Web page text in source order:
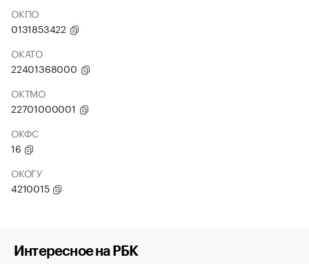
ОКПО
0131853422
ОКАТО
22401368000
ОКТМО
22701000001
ОКФС
16
ОКОГУ
4210015
Интересное на РБК